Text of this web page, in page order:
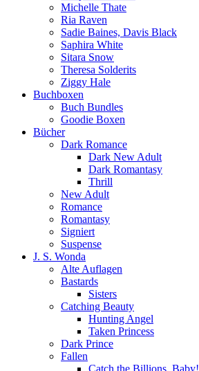
Michelle Thate
Ria Raven
Sadie Baines, Davis Black
Saphira White
Sitara Snow
Theresa Solderits
Ziggy Hale
Buchboxen
Buch Bundles
Goodie Boxen
Bücher
Dark Romance
Dark New Adult
Dark Romantasy
Thrill
New Adult
Romance
Romantasy
Signiert
Suspense
J. S. Wonda
Alte Auflagen
Bastards
Sisters
Catching Beauty
Hunting Angel
Taken Princess
Dark Prince
Fallen